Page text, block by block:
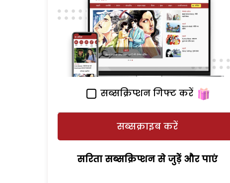
सब्सक्रिप्शन गिफ्ट करें
सब्सक्राइब करें
सरिता सब्सक्रिप्शन से जुड़ेें और पाएं